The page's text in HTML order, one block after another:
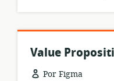
Value
Por Figma